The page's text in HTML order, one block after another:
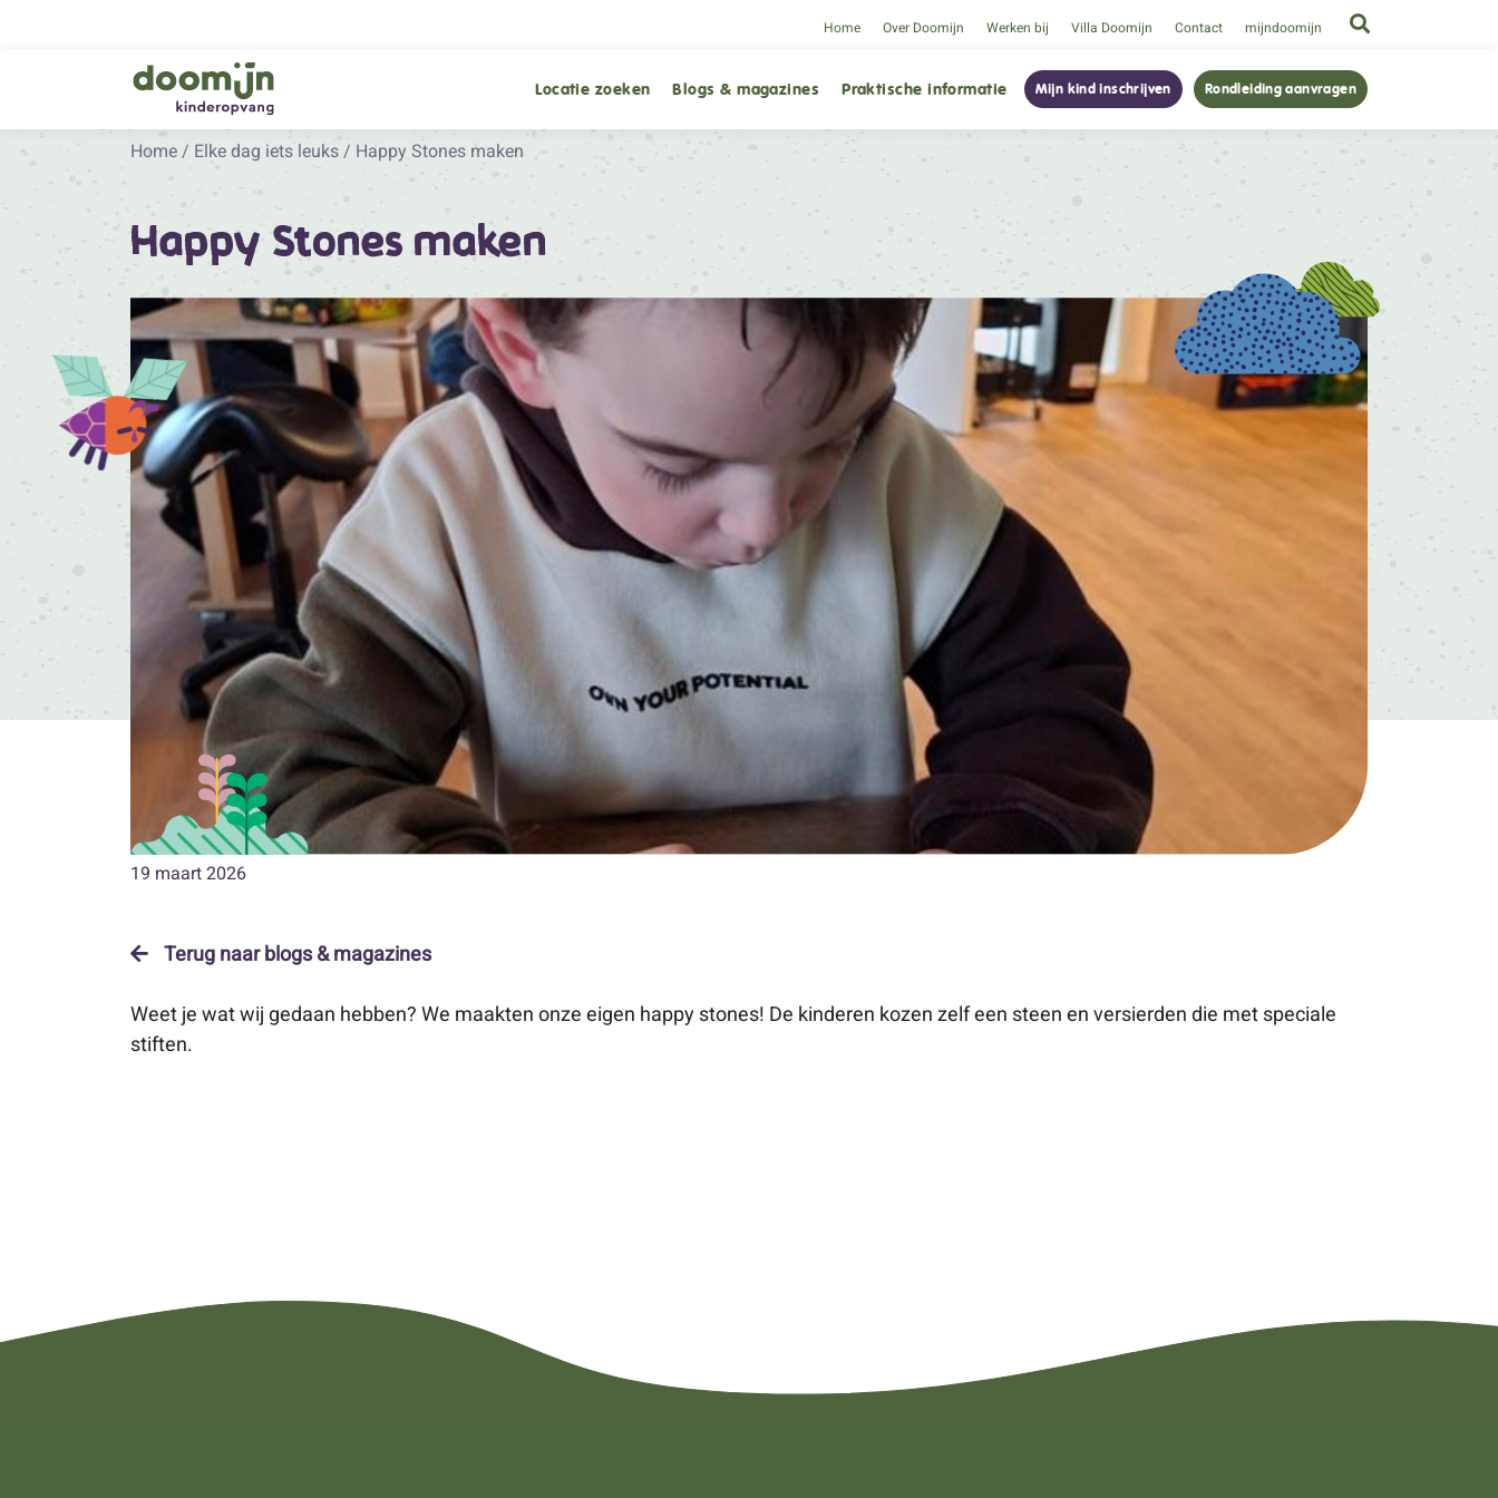
Home Over Doomijn Werken bij Villa Doomijn Contact mijndoomijn
Locatie zoeken Blogs & magazines Praktische informatie Mijn kind inschrijven Rondleiding aanvragen
Home / Elke dag iets leuks / Happy Stones maken
Happy Stones maken
19 maart 2026
Terug naar blogs & magazines
Weet je wat wij gedaan hebben? We maakten onze eigen happy stones! De kinderen kozen zelf een steen en versierden die met speciale
stiften.